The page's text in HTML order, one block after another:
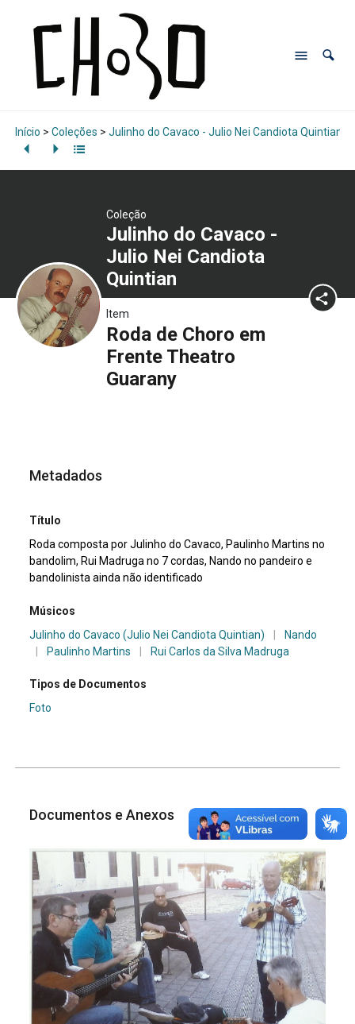
Início > Coleções > Julinho do Cavaco - Julio Nei Candiota Quintian
Coleção
Julinho do Cavaco -
Julio Nei Candiota
Quintian
Item
Roda de Choro em
Frente Theatro
Guarany
Metadados
Título
Roda composta por Julinho do Cavaco, Paulinho Martins no
bandolim, Rui Madruga no 7 cordas, Nando no pandeiro e
bandolinista ainda não identificado
Músicos
Julinho do Cavaco (Julio Nei Candiota Quintian)
Nando
Paulinho Martins Rui Carlos da Silva Madruga
Tipos de Documentos
Foto
Documentos e Anexos